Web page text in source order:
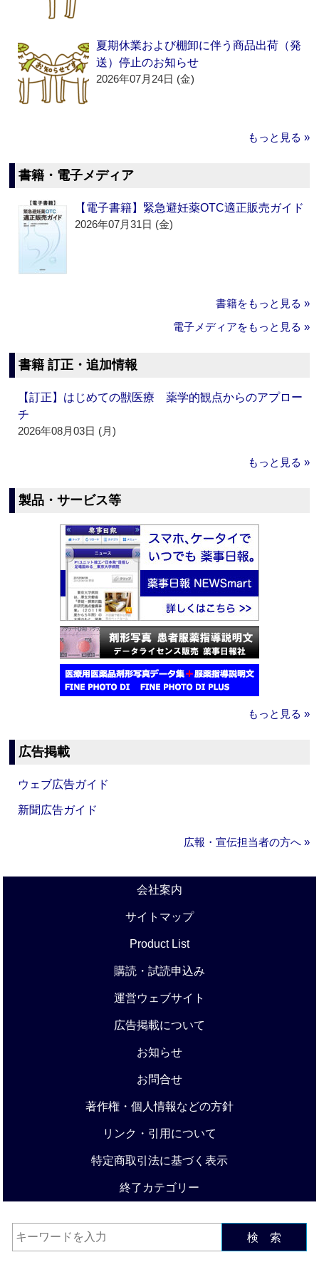
夏期休業および棚卸に伴う商品出荷（発
送）停止のお知らせ
2026年07月24日 (金)
もっと見る »
書籍・電子メディア
【電子書籍】緊急避妊薬OTC適正販売ガイド
2026年07月31日 (金)
書籍をもっと見る »
電子メディアをもっと見る »
書籍 訂正・追加情報
【訂正】はじめての獣医療 薬学的観点からのアプロー
チ
2026年08月03日 (月)
もっと見る »
製品・サービス等
もっと見る »
広告掲載
ウェブ広告ガイド
新聞広告ガイド
広報・宣伝担当者の方へ »
会社案内
サイトマップ
Product List
購読・試読申込み
運営ウェブサイト
広告掲載について
お知らせ
お問合せ
著作権・個人情報などの方針
リンク・引用について
特定商取引法に基づく表示
終了カテゴリー
検 索